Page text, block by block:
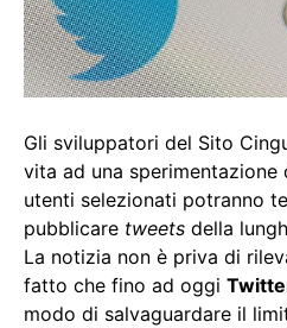
Gli sviluppatori del Sito
vita ad una sperimentazione
utenti selezionati potranno
pubblicare tweets della
La notizia non è priva di
fatto che fino ad oggi
modo di salvaguardare il